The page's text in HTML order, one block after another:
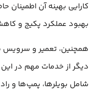
کارایی بهینه آن
بهبود عملکرد پکیج و
همچنین، تعمیر و سرویس
دیگر از خدمات مهم در
شامل بویلرها، پمپ‌ها و